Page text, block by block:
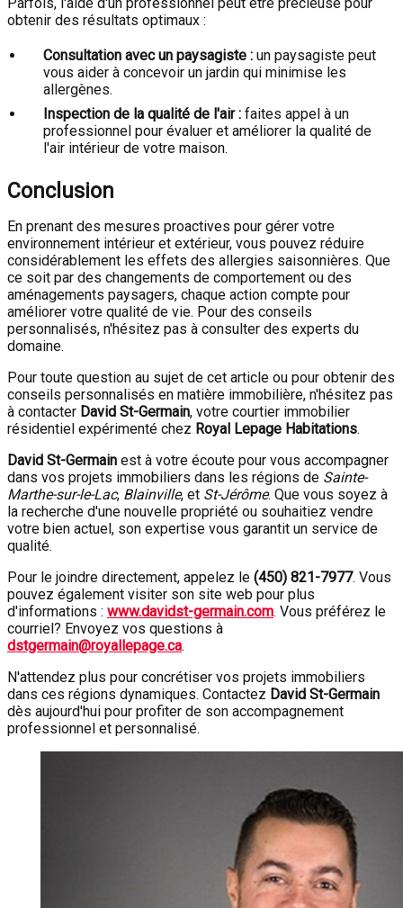
Parfois, l'aide d'un professionnel peut être précieuse pour
obtenir des résultats optimaux :
Consultation avec un paysagiste : un paysagiste peut
vous aider à concevoir un jardin qui minimise les
allergènes.
Inspection de la qualité de l'air : faites appel à un
professionnel pour évaluer et améliorer la qualité de
l'air intérieur de votre maison.
Conclusion
En prenant des mesures proactives pour gérer votre
environnement intérieur et extérieur, vous pouvez réduire
considérablement les effets des allergies saisonnières. Que
ce soit par des changements de comportement ou des
aménagements paysagers, chaque action compte pour
améliorer votre qualité de vie. Pour des conseils
personnalisés, n'hésitez pas à consulter des experts du
domaine.
Pour toute question au sujet de cet article ou pour obtenir des
conseils personnalisés en matière immobilière, n'hésitez pas
à contacter David St-Germain, votre courtier immobilier
résidentiel expérimenté chez Royal Lepage Habitations.
David St-Germain est à votre écoute pour vous accompagner
dans vos projets immobiliers dans les régions de Sainte-
Marthe-sur-le-Lac, Blainville, et St-Jérôme. Que vous soyez à
la recherche d'une nouvelle propriété ou souhaitiez vendre
votre bien actuel, son expertise vous garantit un service de
qualité.
Pour le joindre directement, appelez le (450) 821-7977. Vous
pouvez également visiter son site web pour plus
d'informations : www.davidst-germain.com. Vous préférez le
courriel? Envoyez vos questions à
dstgermain@royallepage.ca.
N'attendez plus pour concrétiser vos projets immobiliers
dans ces régions dynamiques. Contactez David St-Germain
dès aujourd'hui pour profiter de son accompagnement
professionnel et personnalisé.